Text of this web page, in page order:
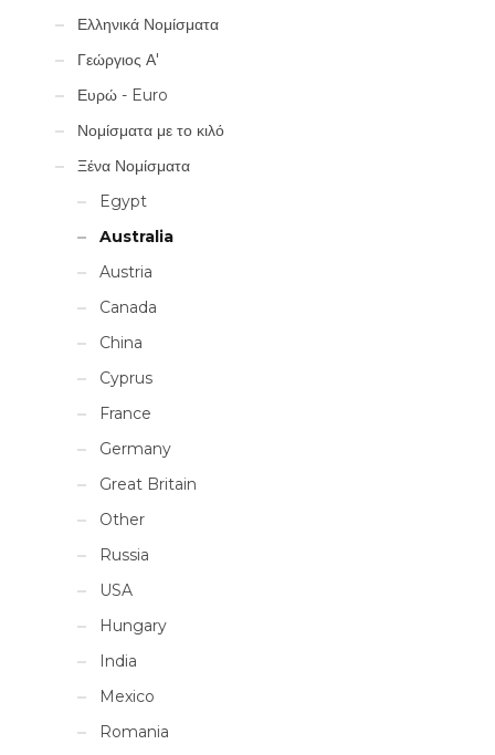
Ελληνικά Νομίσματα
Γεώργιος Α'
Ευρώ - Euro
Νομίσματα με το κιλό
Ξένα Νομίσματα
Egypt
Australia
Austria
Canada
China
Cyprus
France
Germany
Great Britain
Other
Russia
USA
Hungary
India
Mexico
Romania